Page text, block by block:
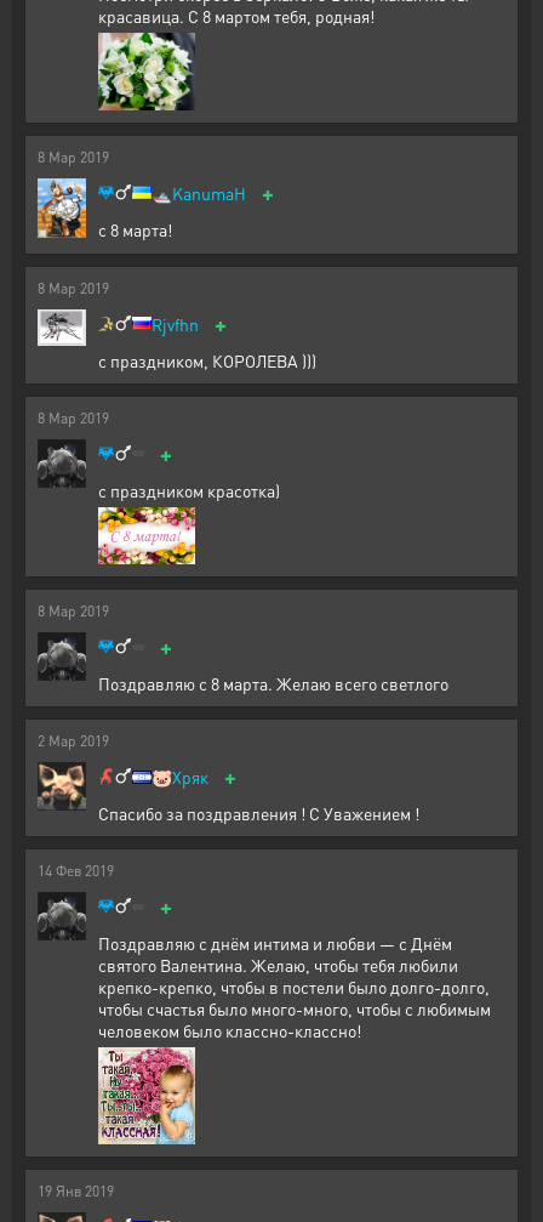
красавица. С 8 мартом тебя, родная!
8 Мар 2019
🛥️ KanumaH +
с 8 марта!
8 Мар 2019
Rjvfhn +
с праздником, КОРОЛЕВА )))
8 Мар 2019
+
с праздником красотка)
8 Мар 2019
+
Поздравляю с 8 марта. Желаю всего светлого
2 Мар 2019
🐷Хряк +
Спасибо за поздравления ! С Уважением !
14 Фев 2019
+
Поздравляю с днём интима и любви — с Днём
святого Валентина. Желаю, чтобы тебя любили
крепко-крепко, чтобы в постели было долго-долго,
чтобы счастья было много-много, чтобы с любимым
человеком было классно-классно!
19 Янв 2019